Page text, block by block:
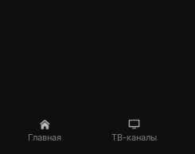
Главная ТВ-каналы